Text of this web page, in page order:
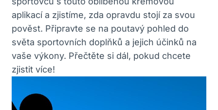
aplikací a zjistíme, zda opravdu stojí za svou
pověst. Připravte se na poutavý pohled do
světa sportovních doplňků a jejich účinků na
vaše výkony. Přečtěte si dál, pokud chcete
zjistit více!